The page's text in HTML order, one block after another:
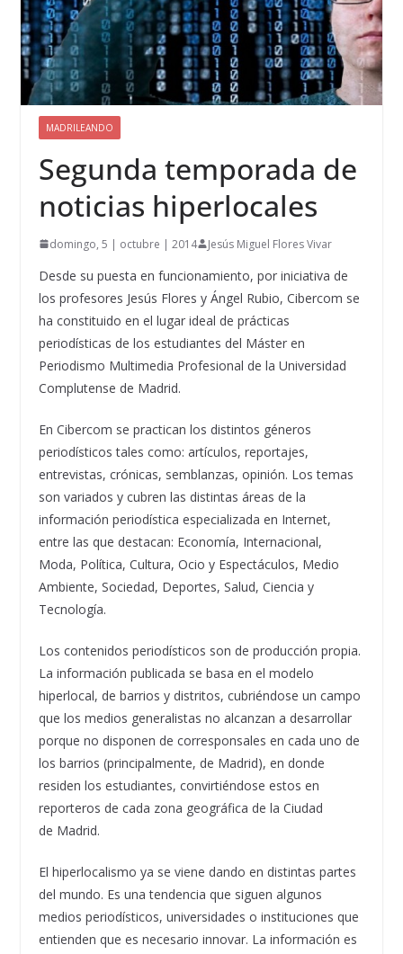
MADRILEANDO
Segunda temporada de
noticias hiperlocales
domingo, 5 | octubre | 2014 Jesús Miguel Flores Vivar
Desde su puesta en funcionamiento, por iniciativa de
los profesores Jesús Flores y Ángel Rubio, Cibercom se
ha constituido en el lugar ideal de prácticas
periodísticas de los estudiantes del Máster en
Periodismo Multimedia Profesional de la Universidad
Complutense de Madrid.
En Cibercom se practican los distintos géneros
periodísticos tales como: artículos, reportajes,
entrevistas, crónicas, semblanzas, opinión. Los temas
son variados y cubren las distintas áreas de la
información periodística especializada en Internet,
entre las que destacan: Economía, Internacional,
Moda, Política, Cultura, Ocio y Espectáculos, Medio
Ambiente, Sociedad, Deportes, Salud, Ciencia y
Tecnología.
Los contenidos periodísticos son de producción propia.
La información publicada se basa en el modelo
hiperlocal, de barrios y distritos, cubriéndose un campo
que los medios generalistas no alcanzan a desarrollar
porque no disponen de corresponsales en cada uno de
los barrios (principalmente, de Madrid), en donde
residen los estudiantes, convirtiéndose estos en
reporteros de cada zona geográfica de la Ciudad
de Madrid.
El hiperlocalismo ya se viene dando en distintas partes
del mundo. Es una tendencia que siguen algunos
medios periodísticos, universidades o instituciones que
entienden que es necesario innovar. La información es